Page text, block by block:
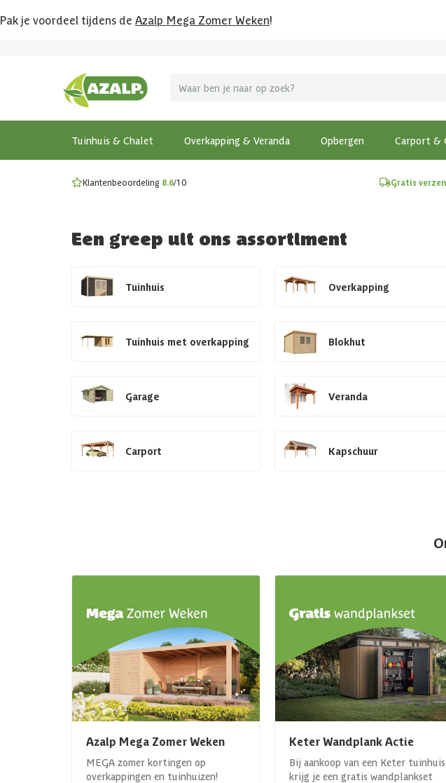
Pak je voordeel tijdens de Azalp Mega Zomer Weken!
Tuinhuis & Chalet Overkapping & Veranda Opbergen Carport &
MEGA zomer kortingen op overkappingen en tuinhuizen!
Bekijk de actiemodellen
Gratis wandplankset
Ontdek onze metalen overkappingen
Klantenbeoordeling 8.6/10 Gratis
Een greep uit ons assortiment
Tuinhuis Overkapping
Tuinhuis met overkapping Blokhut
Garage Veranda
Carport Kapschuur
Azalp Mega Zomer Weken
MEGA zomer kortingen op
overkappingen en tuinhuizen!
Keter Wandplank Actie
Bij aankoop van een Keter tuinhuis
krijg je een gratis wandplankset